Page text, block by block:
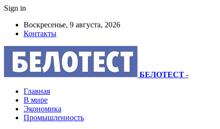
Sign in
Воскресенье, 9 августа, 2026
Контакты
БЕЛОТЕСТ -
Главная
В мире
Экономика
Промышленность